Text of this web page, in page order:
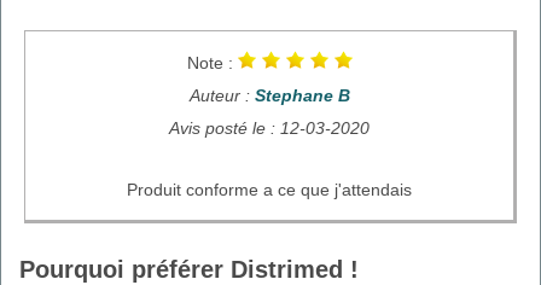
Note :
Auteur : Stephane B
Avis posté le : 12-03-2020
Produit conforme a ce que j'attendais
Pourquoi préférer Distrimed !